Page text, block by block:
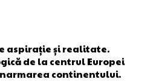
aspirație și realitate.
de la centrul Europei
continentului.